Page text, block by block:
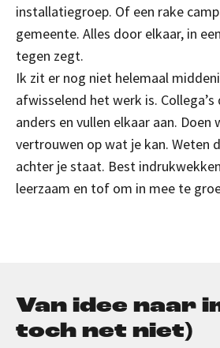
installatiegroep. Of een rake
gemeente. Alles door elkaar, in
tegen zegt.
Ik zit er nog niet helemaal
afwisselend het werk is.
anders en vullen elkaar aan.
vertrouwen op wat je kan. Weten
achter je staat. Best
leerzaam en tof om in mee te
Van idee naar
toch net niet)